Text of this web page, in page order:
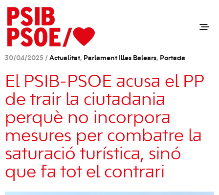
30/04/2025 / Actualitat, Parlament Illes Balears, Portada
El PSIB-PSOE acusa el PP
de trair la ciutadania
perquè no incorpora
mesures per combatre la
saturació turística, sinó
que fa tot el contrari